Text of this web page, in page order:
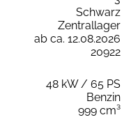
Schwarz
Zentrallager
ab ca. 12.08.2026
20922
48 kW / 65 PS
Benzin
999 cm³